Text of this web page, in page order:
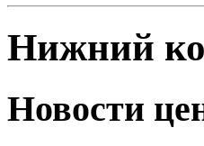
Нижний
Новости